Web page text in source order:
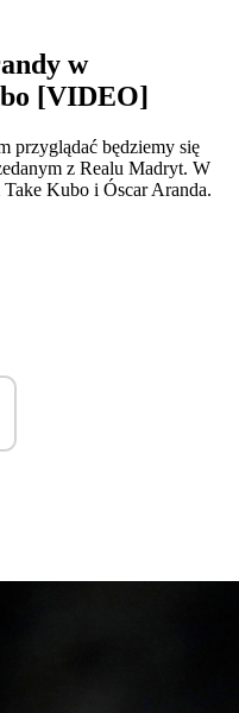
w
[VIDEO]
przyglądać będziemy się
z Realu Madryt. W
Kubo i Óscar Aranda.